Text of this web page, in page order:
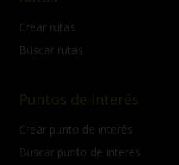
Crear rutas
Buscar rutas
Puntos de interés
Crear punto de interés
Buscar punto de interés